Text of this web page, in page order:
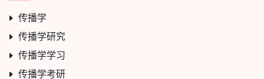
传播学
传播学研究
传播学学习
传播学考研